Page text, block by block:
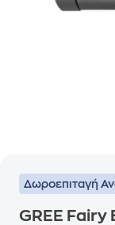
Δωροεπιταγή
GREE Fairy